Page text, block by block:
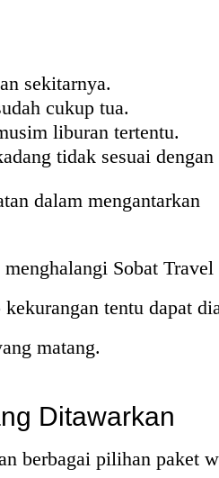
sekitarnya.
cukup tua.
liburan tertentu.
tidak sesuai dengan
dalam mengantarkan
Sobat
tentu dapat
matang.
Ditawarkan
berbagai pilihan paket